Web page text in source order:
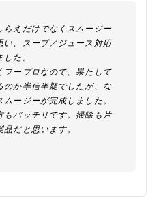
らえだけでなくスムージー
い、スープ／ジュース対応
た。
フープロなので、果たして
のか半信半疑でしたが、な
ージーが完成しました。
もバッチリです。掃除も片
だと思います。